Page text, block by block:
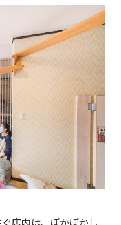
店内は、ぽかぽかし